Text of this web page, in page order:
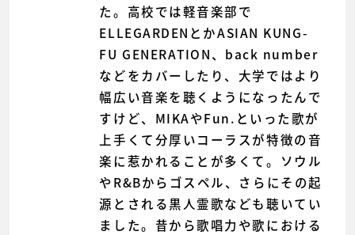
た。高校では軽音楽部で
ELLEGARDENとかASIAN KUNG-
FU GENERATION、back number
などをカバーしたり、大学ではより
幅広い音楽を聴くようになったんで
すけど、MIKAやFun.といった歌が
上手くて分厚いコーラスが特徴の音
楽に惹かれることが多くて。ソウル
やR&Bからゴスペル、さらにその起
源とされる黒人霊歌なども聴いてい
ました。昔から歌唱力や歌における